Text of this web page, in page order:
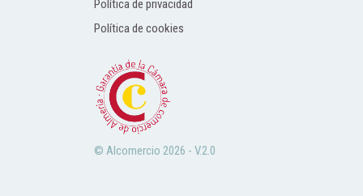
© Alcomercio 2026 - V.2.0
Política de privacidad
Política de cookies